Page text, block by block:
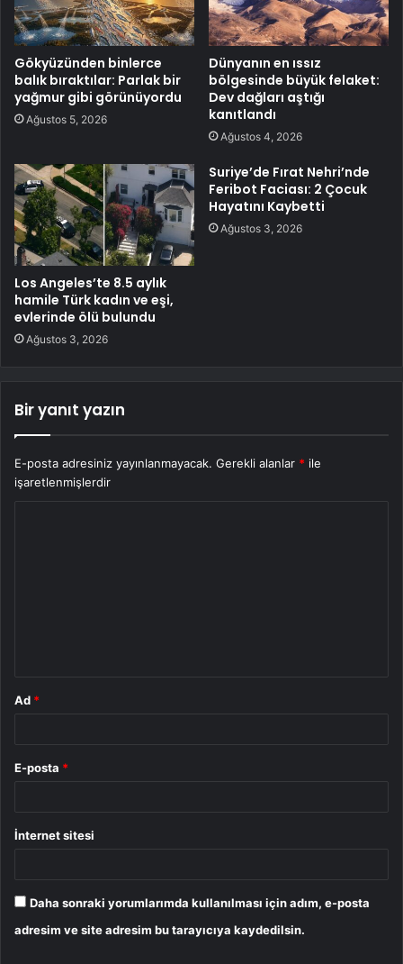
Gökyüzünden binlerce
balık bıraktılar: Parlak bir
yağmur gibi görünüyordu
Ağustos 5, 2026
Dünyanın en ıssız
bölgesinde büyük felaket:
Dev dağları aştığı
kanıtlandı
Ağustos 4, 2026
Los Angeles’te 8.5 aylık
hamile Türk kadın ve eşi,
evlerinde ölü bulundu
Ağustos 3, 2026
Suriye’de Fırat Nehri’nde
Feribot Faciası: 2 Çocuk
Hayatını Kaybetti
Ağustos 3, 2026
Bir yanıt yazın
E-posta adresiniz yayınlanmayacak. Gerekli alanlar * ile
işaretlenmişlerdir
Ad *
E-posta *
İnternet sitesi
Daha sonraki yorumlarımda kullanılması için adım, e-posta
adresim ve site adresim bu tarayıcıya kaydedilsin.